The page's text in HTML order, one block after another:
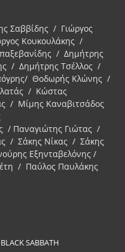
Σαββίδης / Γιώργος
Κουκουλάκης /
/ Δημήτρης
/ Δημήτρης Τσέλλος /
Θοδωρής Κλώνης /
/ Κώστας
/ Μίμης Καναβιτσάδος
/ Παναγιώτης Γιώτας /
/ Σάκης Νίκας / Σάκης
Εξηνταβελόνης /
/ Παύλος Παυλάκης
BLACK SABBATH